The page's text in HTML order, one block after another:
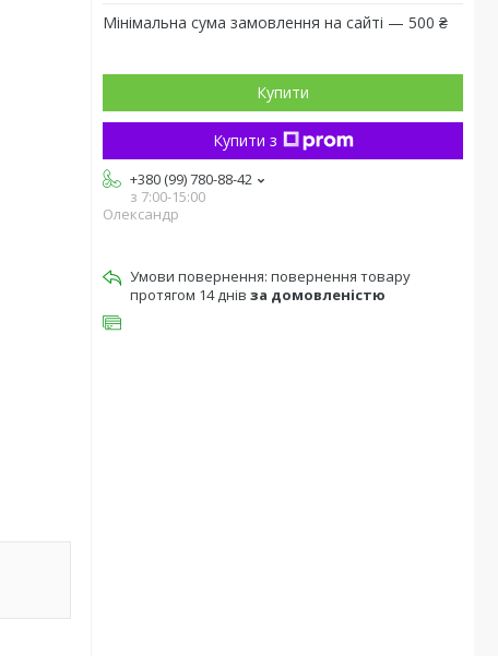
Мінімальна сума замовлення на сайті — 500 ₴
Купити
Купити з
+380 (99) 780-88-42
з 7:00-15:00
Олександр
повернення товару
протягом 14 днів за домовленістю